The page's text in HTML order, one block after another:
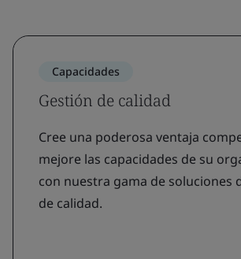
Capacidades
Gestión de calidad
Cree una poderosa ventaja
mejore las capacidades de su
con nuestra gama de soluciones
de calidad.